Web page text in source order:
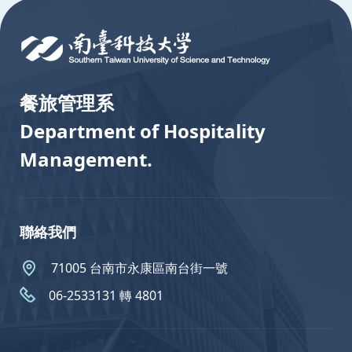
餐旅管理系
Department of Hospitality
Management.
聯絡我們
71005 台南市永康區南台街一號
06-2533131 轉 4801